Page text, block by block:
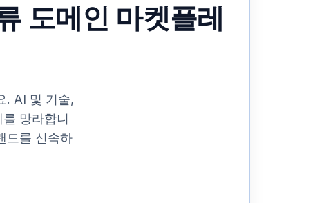
도메인 마켓플레
. AI 및 기술,
망라합니
드를 신속하